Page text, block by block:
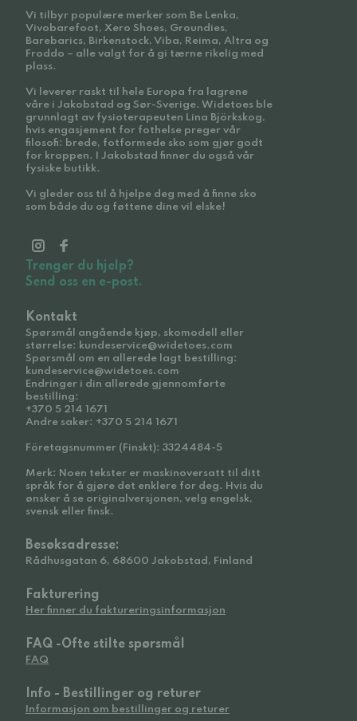
Vi tilbyr populære merker som Be Lenka,
Vivobarefoot, Xero Shoes, Groundies,
Barebarics, Birkenstock, Viba, Reima, Altra og
Froddo – alle valgt for å gi tærne rikelig med
plass.
Vi leverer raskt til hele Europa fra lagrene
våre i Jakobstad og Sør-Sverige. Widetoes ble
grunnlagt av fysioterapeuten Lina Björkskog,
hvis engasjement for fothelse preger vår
filosofi: brede, fotformede sko som gjør godt
for kroppen. I Jakobstad finner du også vår
fysiske butikk.
Vi gleder oss til å hjelpe deg med å finne sko
som både du og føttene dine vil elske!
Trenger du hjelp?
Send oss en e-post.
Kontakt
Spørsmål angående kjøp, skomodell eller
størrelse: kundeservice@widetoes.com
Spørsmål om en allerede lagt bestilling:
kundeservice@widetoes.com
Endringer i din allerede gjennomførte
bestilling:
+370 5 214 1671
Andre saker: +370 5 214 1671
Företagsnummer (Finskt): 3324484-5
Merk: Noen tekster er maskinoversatt til ditt
språk for å gjøre det enklere for deg. Hvis du
ønsker å se originalversjonen, velg engelsk,
svensk eller finsk.
Besøksadresse:
Rådhusgatan 6, 68600 Jakobstad, Finland
Fakturering
Her finner du faktureringsinformasjon
FAQ -Ofte stilte spørsmål
FAQ
Info - Bestillinger og returer
Informasjon om bestillinger og returer